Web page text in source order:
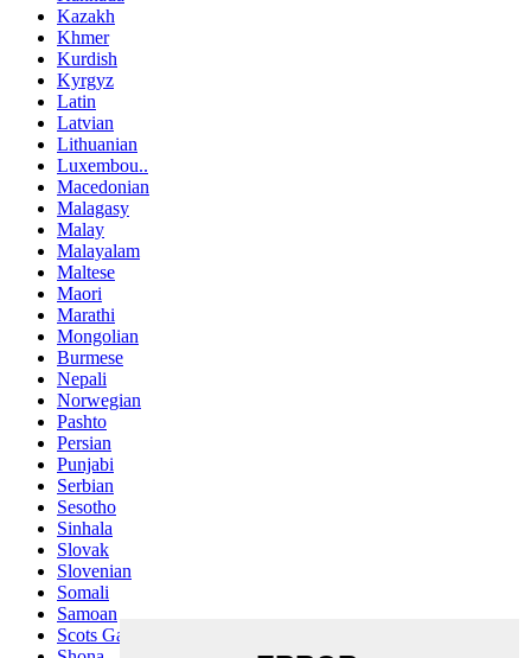
Kazakh
Khmer
Kurdish
Kyrgyz
Latin
Latvian
Lithuanian
Luxembou..
Macedonian
Malagasy
Malay
Malayalam
Maltese
Maori
Marathi
Mongolian
Burmese
Nepali
Norwegian
Pashto
Persian
Punjabi
Serbian
Sesotho
Sinhala
Slovak
Slovenian
Somali
Samoan
Scots Gaelic